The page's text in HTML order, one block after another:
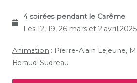
4 soirées pendant le Carême
Les 12, 19, 26 mars et 2 avril
Animation : Pierre-Alain Lejeune,
Beraud-Sudreau